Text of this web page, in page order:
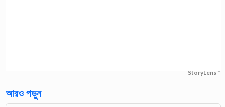
StoryLens™
আরও পড়ুন